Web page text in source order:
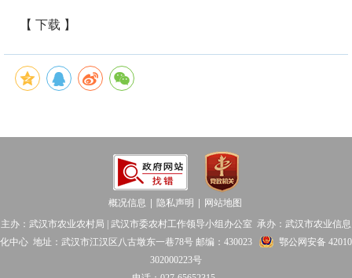
【 下载 】
概况信息 隐私声明
网站地图
主办：武汉市农业农村局 | 武汉市委农村工作领导小组办公室 承办：武汉市农业信息
化中心 地址：武汉市江汉区八古墩东一巷78号 邮编：430023
鄂公网安备 42010
302000223号